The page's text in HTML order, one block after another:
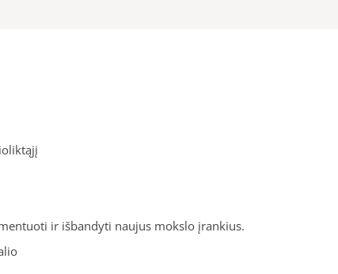
ir išbandyti naujus mokslo įrankius.